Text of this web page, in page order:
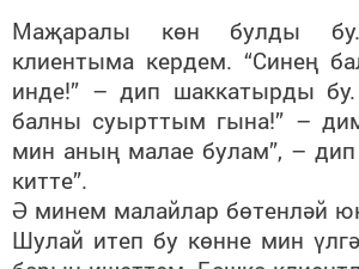
Маҗаралы көн булды
клиентыма кердем. “Синең
инде!” – дип шаккатырды
балны суырттым гына!” –
мин аның малае булам”, –
китте”.
Ә минем малайлар бөтенләй
Шулай итеп бу көнне мин